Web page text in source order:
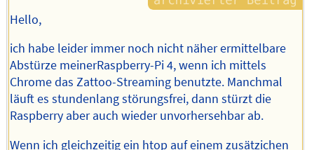
Hello,
ich habe leider immer noch nicht näher ermittelbare
Abstürze meinerRaspberry-Pi 4, wenn ich mittels
Chrome das Zattoo-Streaming benutzte. Manchmal
läuft es stundenlang störungsfrei, dann stürzt die
Raspberry aber auch wieder unvorhersehbar ab.
Wenn ich gleichzeitig ein htop auf einem zusätzichen